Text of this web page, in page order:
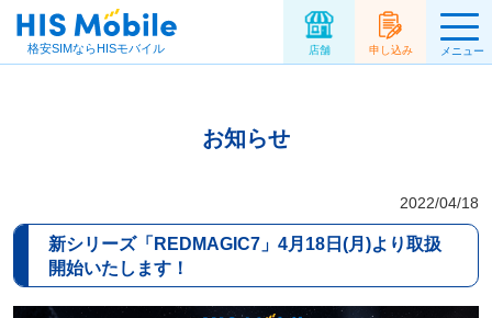
格安SIMならHISモバイル 店舗 申し込み メニュー
お知らせ
2022/04/18
新シリーズ「REDMAGIC7」4月18日(月)より取扱
開始いたします！